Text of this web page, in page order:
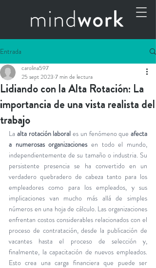
Entrada
Lidiando con la Alta Rotación: La
importancia de una vista realista del
trabajo
carolina597
25 sept 2023 7 min de lectura
La alta rotación laboral es un fenómeno que afecta
a numerosas organizaciones en todo el mundo,
independientemente de su tamaño o industria. Su
persistente presencia se ha convertido en un
verdadero quebradero de cabeza tanto para los
empleadores como para los empleados, y sus
implicaciones van mucho más allá de simples
números en una hoja de cálculo. Las organizaciones
enfrentan costos considerables relacionados con el
proceso de contratación, desde la publicación de
vacantes hasta el proceso de selección y,
finalmente, la capacitación de nuevos empleados.
Esto crea una carga financiera que puede ser